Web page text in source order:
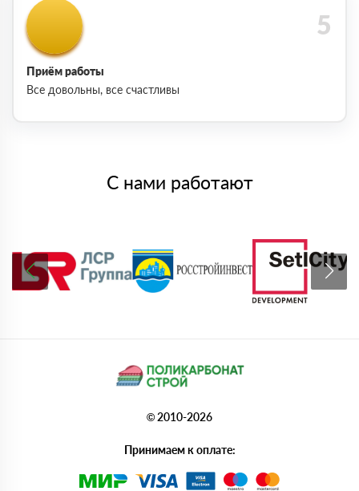
Приём работы
Все довольны, все счастливы
С нами работают
© 2010-2026
Принимаем к оплате: